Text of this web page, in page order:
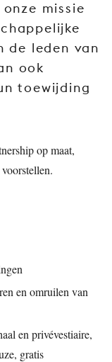
missie
de leden van
ook
toewijding
op maat,
en omruilen van
en privévestiaire,
gratis